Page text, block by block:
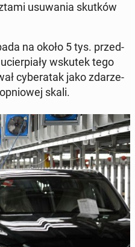
usu­wa­nia skutków
na około 5 tys. przed­
wskutek tego
cy­be­ra­tak jako zda­rze­
skali.